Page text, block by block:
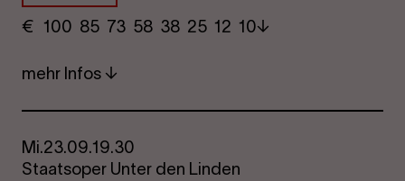
€ ​ 100 85 73​ 58 38 25​ 12 10
mehr Infos
Mi.23.09.19.30
Staatsoper Unter den Linden